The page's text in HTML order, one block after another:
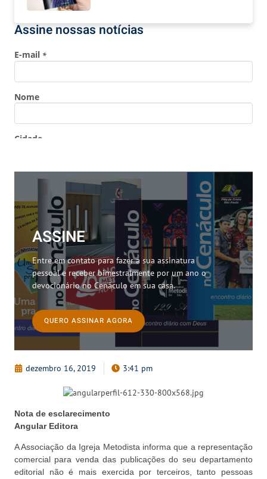
dezembro 16, 2019 3:41 pm
Nota de esclarecimento
Angular Editora
A Associação da Igreja Metodista informa que a representação
comercial para venda das publicações do seu departamento
editorial não é mais exercida por terceiros, tanto pessoas
Assine nossas notícias
ASSINE
Entre em contato para fazer a sua assinatura
pessoal e receber bimestralmente por um ano o
devocionário no Cenáculo em sua casa.
QUERO ASSINAR AGORA